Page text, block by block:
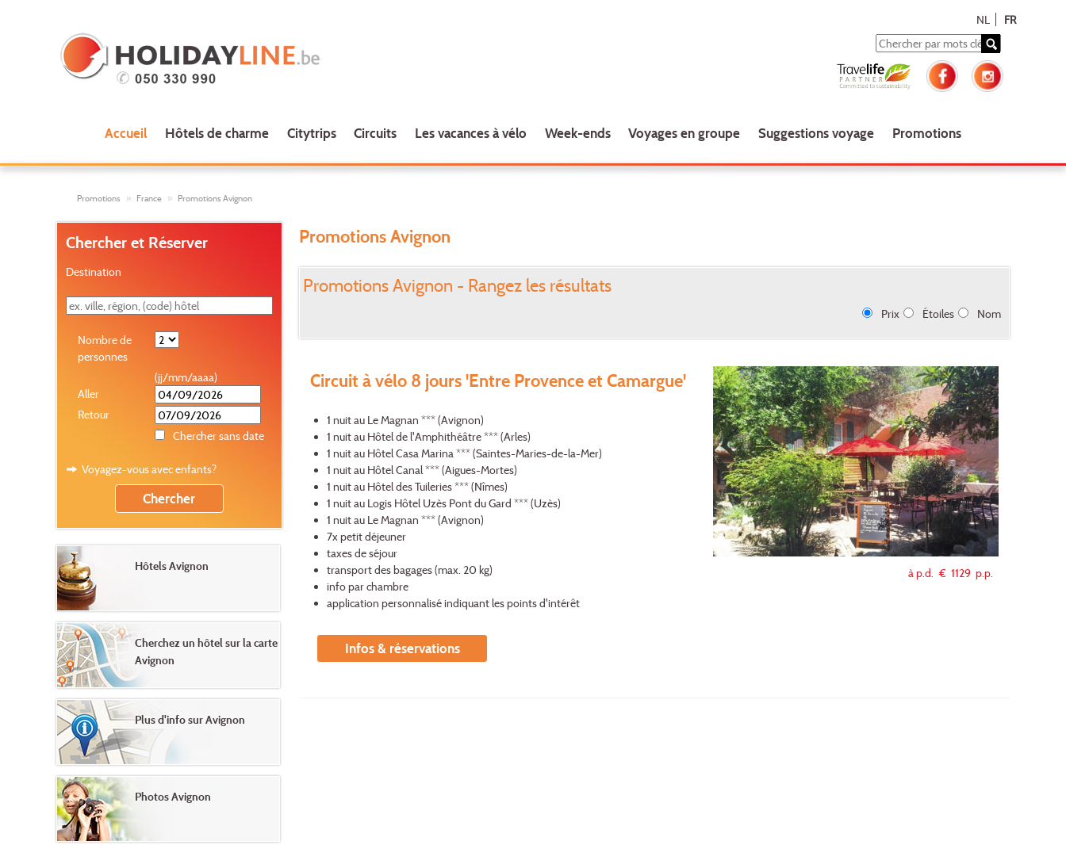
NL FR
Accueil Hôtels de charme Citytrips Circuits Les vacances à vélo Week-ends Voyages en groupe Suggestions voyage Promotions
Promotions France Promotions Avignon
Promotions Avignon
Promotions Avignon - Rangez les résultats
Prix Étoiles Nom
à p.d. € 1129 p.p.
Circuit à vélo 8 jours 'Entre Provence et Camargue'
1 nuit au Le Magnan *** (Avignon)
1 nuit au Hôtel de l'Amphithéâtre *** (Arles)
1 nuit au Hôtel Casa Marina *** (Saintes-Maries-de-la-Mer)
1 nuit au Hôtel Canal *** (Aigues-Mortes)
1 nuit au Hôtel des Tuileries *** (Nîmes)
1 nuit au Logis Hôtel Uzès Pont du Gard *** (Uzès)
1 nuit au Le Magnan *** (Avignon)
7x petit déjeuner
taxes de séjour
transport des bagages (max. 20 kg)
info par chambre
application personnalisé indiquant les points d'intérêt
Infos & réservations
Chercher et Réserver
Destination
Nombre de
personnes
(jj/mm/aaaa)
Aller
Retour
Chercher sans date
Voyagez-vous avec enfants?
Hôtels Avignon
Cherchez un hôtel sur la carte
Avignon
Plus d'info sur Avignon
Photos Avignon